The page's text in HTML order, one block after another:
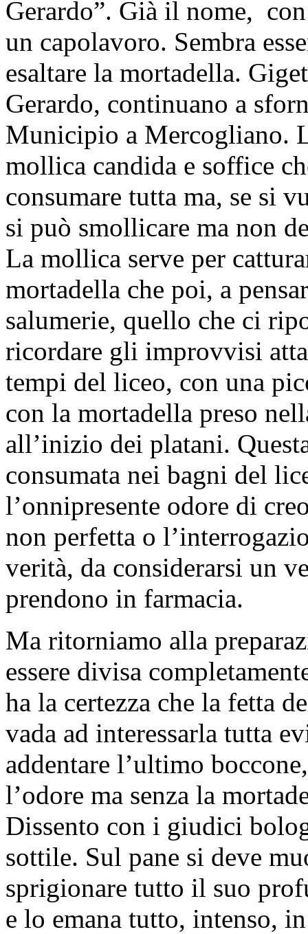
Gerardo”. Già il nome,
un capolavoro. Sembra
esaltare la mortadella.
Gerardo, continuano a
Municipio a Mercogliano.
mollica candida e soffice
consumare tutta ma, se si
si può smollicare ma non
La mollica serve per
mortadella che poi, a
salumerie, quello che ci
ricordare gli improvvisi
tempi del liceo, con una
con la mortadella preso
all’inizio dei platani.
consumata nei bagni del
l’onnipresente odore di
non perfetta o
verità, da considerarsi un
prendono in farmacia.
Ma ritorniamo alla
essere divisa
ha la certezza che la fetta
vada ad interessarla tutta
addentare l’ultimo
l’odore ma senza la
Dissento con i giudici
sottile. Sul pane si deve
sprigionare tutto il suo
e lo emana tutto, intenso,